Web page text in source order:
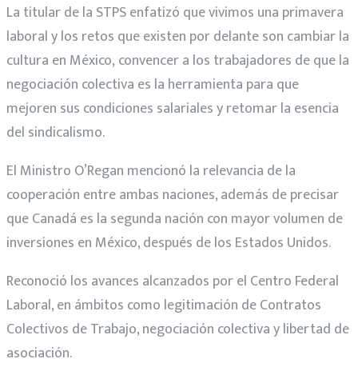
La titular de la STPS enfatizó que vivimos una primavera
laboral ylos retos que existen por delanteson cambiar la
cultura en México, convencer a los trabajadores de que la
negociación colectiva es la herramienta para que
mejoren sus condiciones salariales y retomar la esencia
del sindicalismo.
El Ministro O’Regan mencionó la relevancia de la
cooperación entre ambas naciones, además de precisar
que Canadá es la segunda nación con mayor volumen de
inversiones en México, después de los Estados Unidos.
Reconoció los avances alcanzados por el Centro Federal
Laboral, en ámbitos como legitimación de Contratos
Colectivos de Trabajo, negociación colectiva y libertad de
asociación.